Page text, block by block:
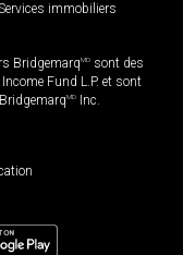
immobiliers
BridgemarqMD sont des
Fund L.P. et sont
MD Inc.